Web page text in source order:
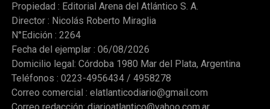
Propiedad : Editorial Arena del Atlántico S. A.
Director : Nicolás Roberto Miraglia
N°Edición : 2264
Fecha del ejemplar : 06/08/2026
Domicilio legal: Córdoba 1980 Mar del Plata, Argentina
Teléfonos : 0223-4956434 / 4958278
Correo comercial : elatlanticodiario@gmail.com